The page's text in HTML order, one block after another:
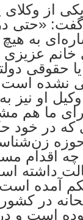
از
«حتی
به
عزیزی
حقوقی
نشده
او نیز
ما هم
که در خود
اقدام
داشته
آمده
در
است و